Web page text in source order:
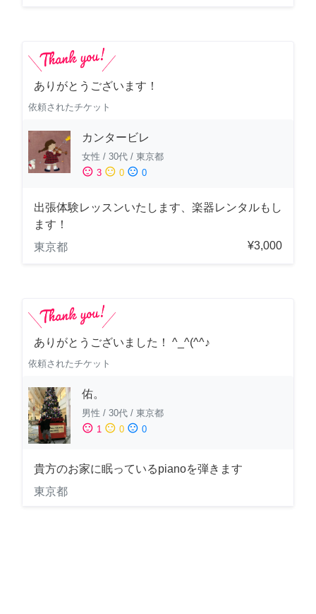
ありがとうございます！
依頼されたチケット
カンタービレ
女性 / 30代 / 東京都
sentiment_satisfied 3 sentiment_neutral 0 sentiment_dissatisfied 0
出張体験レッスンいたします、楽器レンタルもし
ます！
東京都
¥3,000
ありがとうございました！ ^_^(^^♪
依頼されたチケット
佑。
男性 / 30代 / 東京都
sentiment_satisfied 1 sentiment_neutral 0 sentiment_dissatisfied 0
貴方のお家に眠っているpianoを弾きます
東京都